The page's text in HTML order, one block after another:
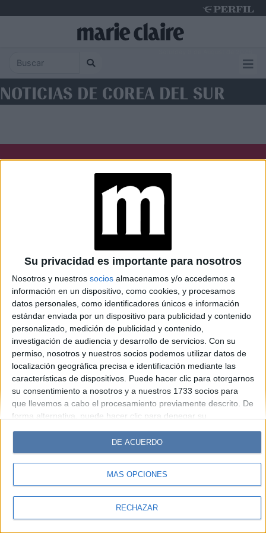
Su privacidad es importante para nosotros
Nosotros y nuestros socios almacenamos y/o accedemos a
información en un dispositivo, como cookies, y procesamos
datos personales, como identificadores únicos e información
estándar enviada por un dispositivo para publicidad y contenido
personalizado, medición de publicidad y contenido,
investigación de audiencia y desarrollo de servicios. Con su
permiso, nosotros y nuestros socios podemos utilizar datos de
localización geográfica precisa e identificación mediante las
características de dispositivos. Puede hacer clic para otorgarnos
su consentimiento a nosotros y a nuestros 1733 socios para
que llevemos a cabo el procesamiento previamente descrito. De
forma alternativa, puede hacer clic para denegar su
cambiar sus preferencias antes de otorgar su consentimiento.
Tenga en cuenta que algún procesamiento de sus datos
personales puede no requerir de su consentimiento, pero usted
tiene el derecho de rechazar tal procesamiento. Sus
sus preferencias o retirar su consentimiento en cualquier
MÁS OPCIONES
RECHAZAR
DE ACUERDO
NOTICIAS DE COREA DEL SUR
Caras Noticias
Weekend Parabrisas
Look
Luz Mía Lunateen Break BATimes
© Perfil.com 2006-2019 - Todos los derechos reservados
Registro de Propiedad Intelectual: Nro. 5346433